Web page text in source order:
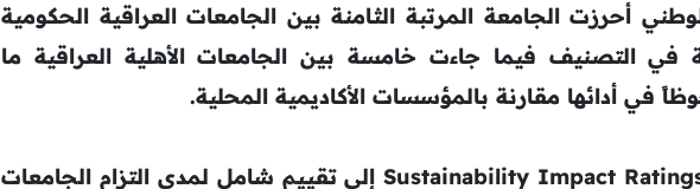
أحرزت الجامعة المرتبة الثامنة بين الجامعات العراقية الحكومية
في التصنيف فيما جاءت خامسة بين الجامعات الأهلية العراقية ما
في أدائها مقارنة بالمؤسسات الأكاديمية المحلية.
ويستند تصنيف Sustainability Impact Ratings إلى تقييم شامل لمدى التزام الجامعات